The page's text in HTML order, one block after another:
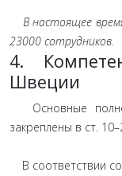
В настоящее
23000 сотрудников.
4.
Швеции
Основные
закреплены в ст.
В соответствии